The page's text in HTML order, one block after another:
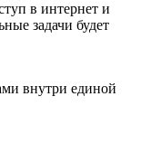
в интернет и
задачи будет
внутри единой